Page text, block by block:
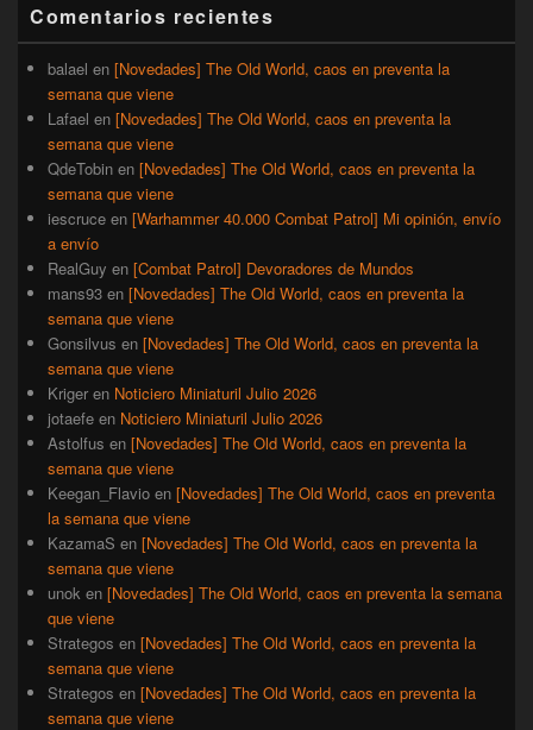
lateral
primaria
Comentarios recientes
balael en [Novedades] The Old World, caos en preventa la
semana que viene
Lafael en [Novedades] The Old World, caos en preventa la
semana que viene
QdeTobin en [Novedades] The Old World, caos en preventa la
semana que viene
iescruce en [Warhammer 40.000 Combat Patrol] Mi opinión, envío
a envío
RealGuy en [Combat Patrol] Devoradores de Mundos
mans93 en [Novedades] The Old World, caos en preventa la
semana que viene
Gonsilvus en [Novedades] The Old World, caos en preventa la
semana que viene
Kriger en Noticiero Miniaturil Julio 2026
jotaefe en Noticiero Miniaturil Julio 2026
Astolfus en [Novedades] The Old World, caos en preventa la
semana que viene
Keegan_Flavio en [Novedades] The Old World, caos en preventa
la semana que viene
KazamaS en [Novedades] The Old World, caos en preventa la
semana que viene
unok en [Novedades] The Old World, caos en preventa la semana
que viene
Strategos en [Novedades] The Old World, caos en preventa la
semana que viene
Strategos en [Novedades] The Old World, caos en preventa la
semana que viene